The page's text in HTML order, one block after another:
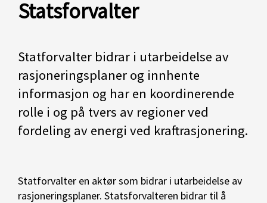
Statsforvalter
Statforvalter bidrar i utarbeidelse av
rasjoneringsplaner og innhente
informasjon og har en koordinerende
rolle i og på tvers av regioner ved
fordeling av energi ved kraftrasjonering.
Statforvalter en aktør som bidrar i utarbeidelse av
rasjoneringsplaner. Statsforvalteren bidrar til å